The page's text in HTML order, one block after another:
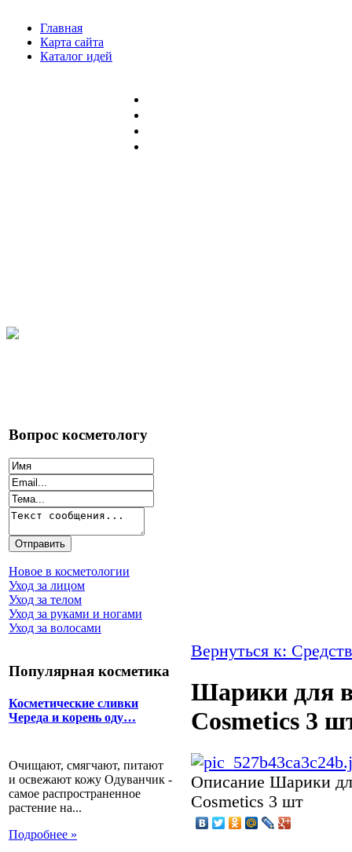
Главная
Карта сайта
Каталог идей
Вопрос косметологу
Новое в косметологии
Уход за лицом
Уход за телом
Уход за руками и ногами
Уход за волосами
Популярная косметика
Косметические сливки
Череда и корень оду…
Очищают, смягчают, питают
и освежают кожу Одуванчик -
самое распространенное
растение на...
Подробнее »
Вернуться к:
Шарики для
Cosmetics 3
Описание Шарики
Cosmetics 3 шт